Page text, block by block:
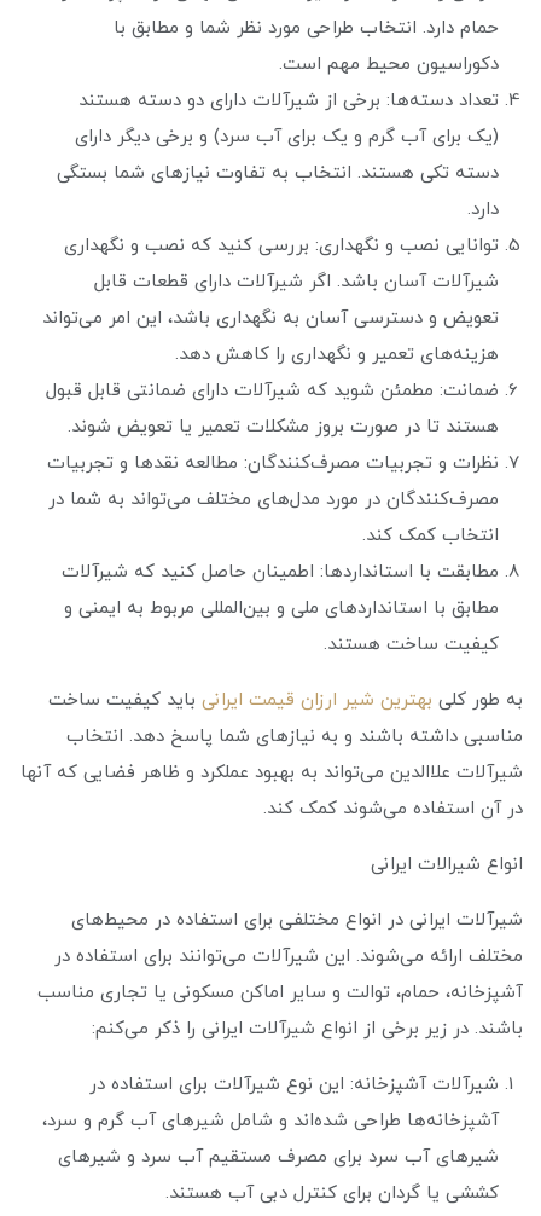
حمام دارد. انتخاب طراحی مورد نظر شما و مطابق با
دکوراسیون محیط مهم است.
تعداد دسته‌ها: برخی از شیرآلات دارای دو دسته هستند
(یک برای آب گرم و یک برای آب سرد) و برخی دیگر دارای
دسته تکی هستند. انتخاب به تفاوت نیازهای شما بستگی
دارد.
توانایی نصب و نگهداری: بررسی کنید که نصب و نگهداری
شیرآلات آسان باشد. اگر شیرآلات دارای قطعات قابل
تعویض و دسترسی آسان به نگهداری باشد، این امر می‌تواند
هزینه‌های تعمیر و نگهداری را کاهش دهد.
ضمانت: مطمئن شوید که شیرآلات دارای ضمانتی قابل قبول
هستند تا در صورت بروز مشکلات تعمیر یا تعویض شوند.
نظرات و تجربیات مصرف‌کنندگان: مطالعه نقدها و تجربیات
مصرف‌کنندگان در مورد مدل‌های مختلف می‌تواند به شما در
انتخاب کمک کند.
مطابقت با استانداردها: اطمینان حاصل کنید که شیرآلات
مطابق با استانداردهای ملی و بین‌المللی مربوط به ایمنی و
کیفیت ساخت هستند.
به طور کلی بهترین شیر ارزان قیمت ایرانی باید کیفیت ساخت
مناسبی داشته باشند و به نیازهای شما پاسخ دهد. انتخاب
شیرآلات علاالدین می‌تواند به بهبود عملکرد و ظاهر فضایی که آنها
در آن استفاده می‌شوند کمک کند.
انواع شیرالات ایرانی
شیرآلات ایرانی در انواع مختلفی برای استفاده در محیط‌های
مختلف ارائه می‌شوند. این شیرآلات می‌توانند برای استفاده در
آشپزخانه، حمام، توالت و سایر اماکن مسکونی یا تجاری مناسب
باشند. در زیر برخی از انواع شیرآلات ایرانی را ذکر می‌کنم:
شیرآلات آشپزخانه: این نوع شیرآلات برای استفاده در
آشپزخانه‌ها طراحی شده‌اند و شامل شیرهای آب گرم و سرد،
شیرهای آب سرد برای مصرف مستقیم آب سرد و شیرهای
کششی یا گردان برای کنترل دبی آب هستند.